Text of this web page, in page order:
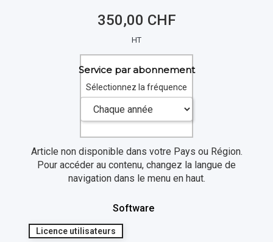
350,00 CHF
HT
Service par abonnement
Sélectionnez la fréquence
Article non disponible dans votre Pays ou Région.
Pour accéder au contenu, changez la langue de
navigation dans le menu en haut.
Software
Licence utilisateurs